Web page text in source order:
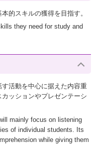
的スキルの獲得を目指す。
they need for study and
活動を中心に据えた内容重
ッションやプレゼンテーシ
mainly focus on listening
of individual students. Its
while giving them